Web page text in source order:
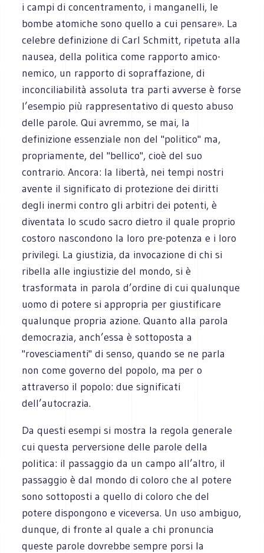
i campi di concentramento, i manganelli, le
bombe atomiche sono quello a cui pensare». La
celebre definizione di Carl Schmitt, ripetuta alla
nausea, della politica come rapporto amico-
nemico, un rapporto di sopraffazione, di
inconciliabilità assoluta tra parti avverse è forse
l’esempio più rappresentativo di questo abuso
delle parole. Qui avremmo, se mai, la
definizione essenziale non del "politico" ma,
propriamente, del "bellico", cioè del suo
contrario. Ancora: la libertà, nei tempi nostri
avente il significato di protezione dei diritti
degli inermi contro gli arbitri dei potenti, è
diventata lo scudo sacro dietro il quale proprio
costoro nascondono la loro pre-potenza e i loro
privilegi. La giustizia, da invocazione di chi si
ribella alle ingiustizie del mondo, si è
trasformata in parola d’ordine di cui qualunque
uomo di potere si appropria per giustificare
qualunque propria azione. Quanto alla parola
democrazia, anch’essa è sottoposta a
"rovesciamenti" di senso, quando se ne parla
non come governo del popolo, ma per o
attraverso il popolo: due significati
dell’autocrazia.
Da questi esempi si mostra la regola generale
cui questa perversione delle parole della
politica: il passaggio da un campo all’altro, il
passaggio è dal mondo di coloro che al potere
sono sottoposti a quello di coloro che del
potere dispongono e viceversa. Un uso ambiguo,
dunque, di fronte al quale a chi pronuncia
queste parole dovrebbe sempre porsi la